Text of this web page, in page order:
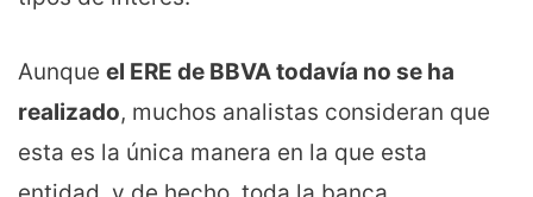
Aunque el ERE de BBVA todavía no se ha
realizado, muchos analistas consideran que
esta es la única manera en la que esta